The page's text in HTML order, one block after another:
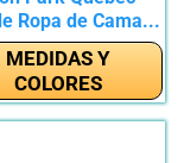
Ropa de Cama...
MEDIDAS Y
COLORES